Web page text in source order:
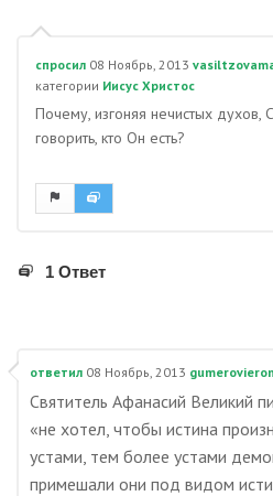
спросил 08 Ноябрь, 2013
категории Иисус Христос
Почему, изгоняя нечистых духов,
говорить, кто Он есть?
1 Ответ
ответил 08 Ноябрь, 2013
Святитель Афанасий Великий
«не хотел, чтобы истина
устами, тем более устами
примешали они под видом